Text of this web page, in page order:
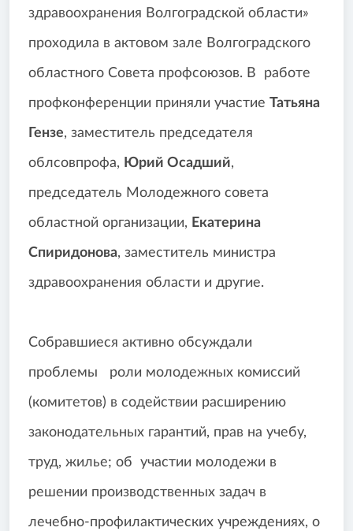
здравоохранения Волгоградской области»
проходила в актовом зале Волгоградского
областного Совета профсоюзов. В работе
профконференции приняли участие Татьяна
Гензе, заместитель председателя
облсовпрофа, Юрий Осадший,
председатель Молодежного совета
областной организации, Екатерина
Спиридонова, заместитель министра
здравоохранения области и другие.
Собравшиеся активно обсуждали
проблемы роли молодежных комиссий
(комитетов) в содействии расширению
законодательных гарантий, прав на учебу,
труд, жилье; об участии молодежи в
решении производственных задач в
лечебно-профилактических учреждениях, о